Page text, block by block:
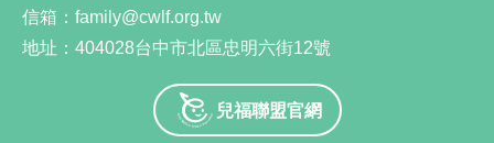
信箱： family@cwlf.org.tw
地址： 404028台中市北區忠明六街12號
兒福聯盟官網